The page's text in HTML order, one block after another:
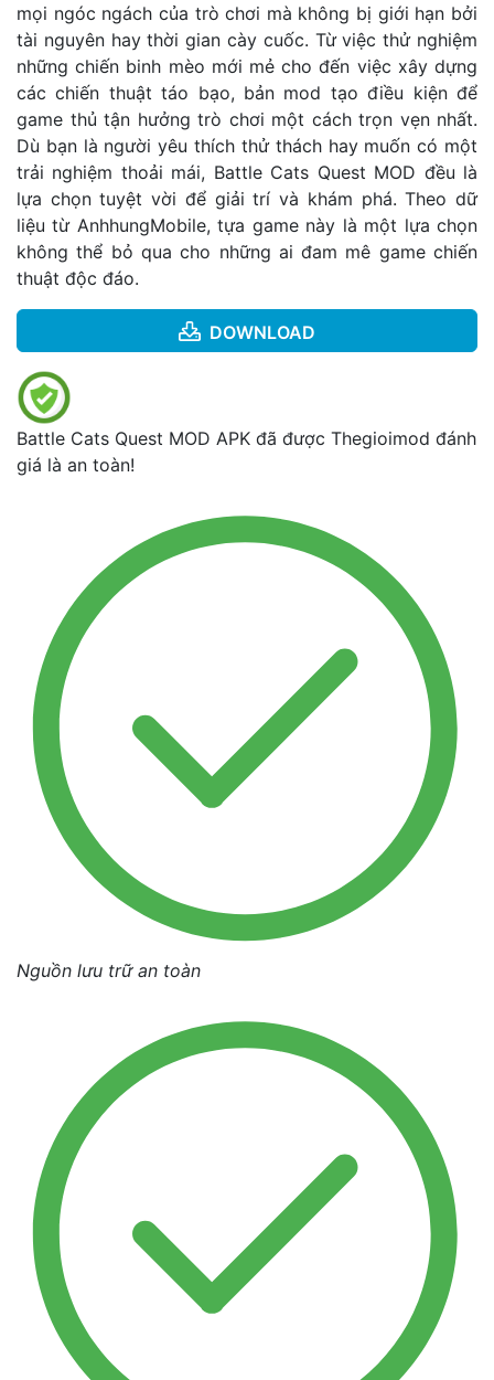
mọi ngóc ngách của trò chơi mà không bị giới hạn bởi
tài nguyên hay thời gian cày cuốc. Từ việc thử nghiệm
những chiến binh mèo mới mẻ cho đến việc xây dựng
các chiến thuật táo bạo, bản mod tạo điều kiện để
game thủ tận hưởng trò chơi một cách trọn vẹn nhất.
Dù bạn là người yêu thích thử thách hay muốn có một
trải nghiệm thoải mái, Battle Cats Quest MOD đều là
lựa chọn tuyệt vời để giải trí và khám phá. Theo dữ
liệu từ AnhhungMobile, tựa game này là một lựa chọn
không thể bỏ qua cho những ai đam mê game chiến
thuật độc đáo.
DOWNLOAD
Battle Cats Quest MOD APK đã được Thegioimod đánh
giá là an toàn!
Nguồn lưu trữ an toàn